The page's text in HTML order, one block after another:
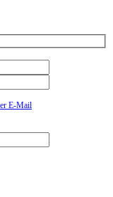
E-Mail